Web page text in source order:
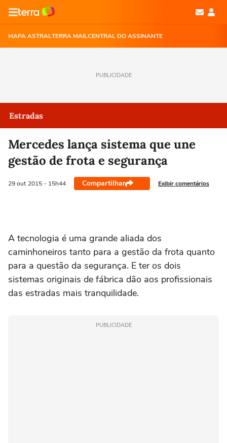
MAPA ASTRALTERRA MAILCENTRAL DO ASSINANTE
PUBLICIDADE
Estradas
Mercedes lança sistema que une
gestão de frota e segurança
29 out 2015 - 15h44 Compartilhar Exibir comentários
A tecnologia é uma grande aliada dos
caminhoneiros tanto para a gestão da frota quanto
para a questão da segurança. E ter os dois
sistemas originais de fábrica dão aos profissionais
das estradas mais tranquilidade.
PUBLICIDADE